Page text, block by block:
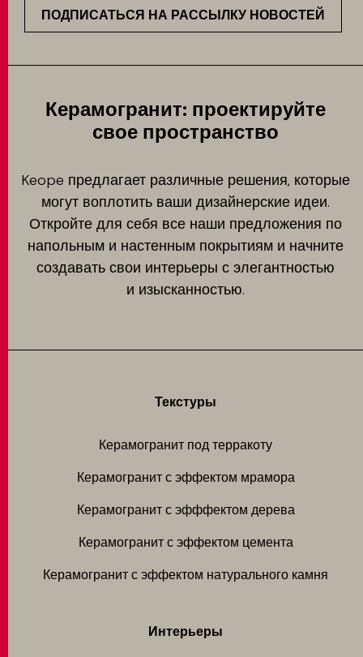
ПОДПИСАТЬСЯ НА РАССЫЛКУ НОВОСТЕЙ
Керамогранит: проектируйте
свое пространство
Keope предлагает различные решения, которые
могут воплотить ваши дизайнерские идеи.
Откройте для себя все наши предложения по
напольным и настенным покрытиям и начните
создавать свои интерьеры с элегантностью
и изысканностью.
Текстуры
Керамогранит под терракоту
Керамогранит с эффектом мрамора
Керамогранит с эфффектом дерева
Керамогранит с эффектом цемента
Керамогранит с эффектом натурального камня
Интерьеры